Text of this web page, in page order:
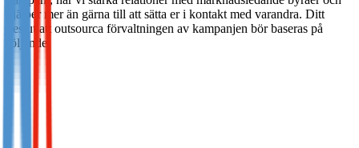
hjälper mer än gärna till att sätta er i kontakt med varandra. Ditt
beslut att outsourca förvaltningen av kampanjen bör baseras på
följande: